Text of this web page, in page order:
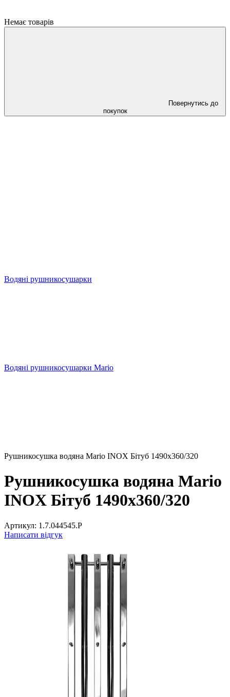
Немає товарів
Повернутись до
покупок
Водяні рушникосушарки
Водяні рушникосушарки Mario
Рушникосушка водяна Mario INOX Бітуб 1490x360/320
Рушникосушка водяна Mario
INOX Бітуб 1490x360/320
Артикул: 1.7.044545.P
Написати відгук